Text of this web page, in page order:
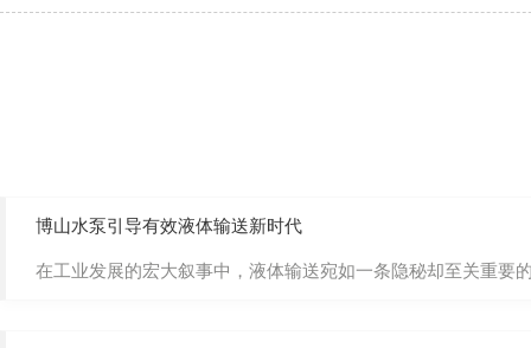
博山水泵引导有效液体输送新时代
在工业发展的宏大叙事中，液体输送宛如一条隐秘却至关重要的脉络